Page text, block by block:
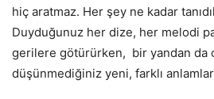
hiç aratmaz. Her şey ne kadar
Duyduğunuz her dize, her melodi
gerilere götürürken, bir yandan da
düşünmediğiniz yeni, farklı anlamlar